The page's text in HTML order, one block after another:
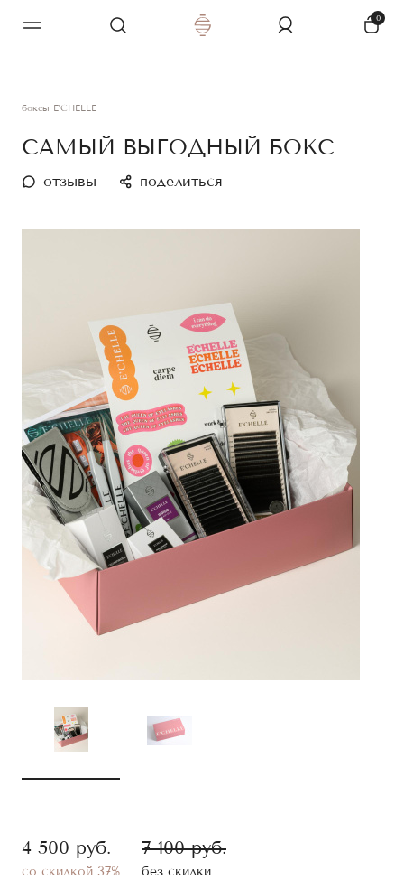
0
боксы E'CHELLE
САМЫЙ ВЫГОДНЫЙ БОКС
отзывы поделиться
4 500 руб.
со скидкой 37%
7 100руб.
без скидки